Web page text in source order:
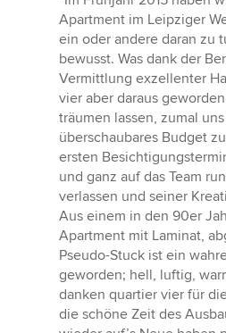
5
von
5
Sternen
Apartment im Leipziger
ein oder andere daran zu
bewusst. Was dank der
Vermittlung exzellenter
vier aber daraus
träumen lassen, zumal
überschaubares Budget
ersten
und ganz auf das Team
verlassen und seiner
Aus einem in den 90er
Apartment mit Laminat,
Pseudo-Stuck ist ein
geworden; hell, luftig,
danken quartier vier für
die schöne Zeit des